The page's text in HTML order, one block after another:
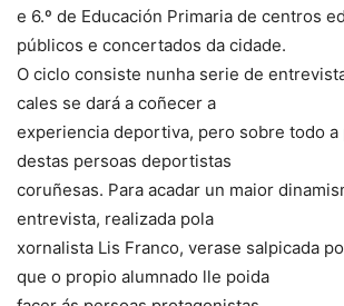
e 6.º de Educación Primaria de centros
públicos e concertados da cidade.
O ciclo consiste nunha serie de
cales se dará a coñecer a
experiencia deportiva, pero sobre todo a
destas persoas deportistas
coruñesas. Para acadar un maior
entrevista, realizada pola
xornalista Lis Franco, verase salpicada
que o propio alumnado lle poida